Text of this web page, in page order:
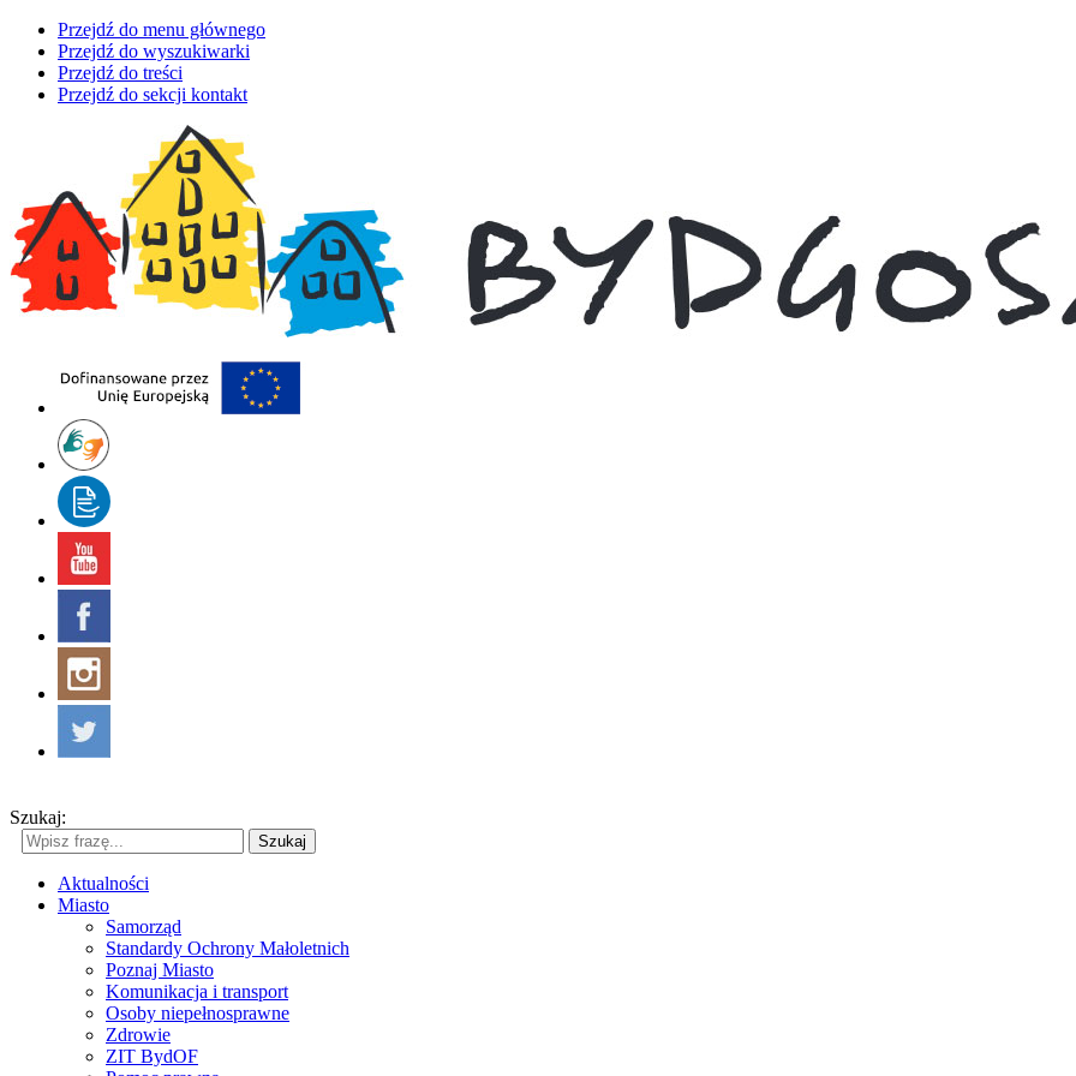
Przejdź do menu głównego
Przejdź do wyszukiwarki
Przejdź do treści
Przejdź do sekcji kontakt
Szukaj:
Szukaj
Aktualności
Miasto
Samorząd
Standardy Ochrony Małoletnich
Poznaj Miasto
Komunikacja i transport
Osoby niepełnosprawne
Zdrowie
ZIT BydOF